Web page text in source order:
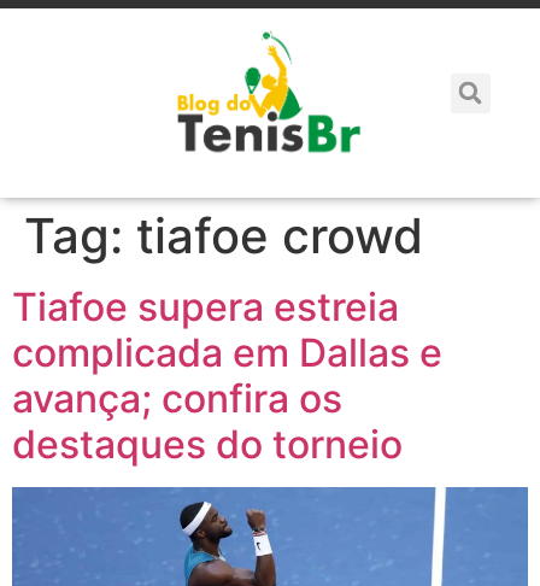
Tag: tiafoe crowd
Tiafoe supera estreia
complicada em Dallas e
avança; confira os
destaques do torneio